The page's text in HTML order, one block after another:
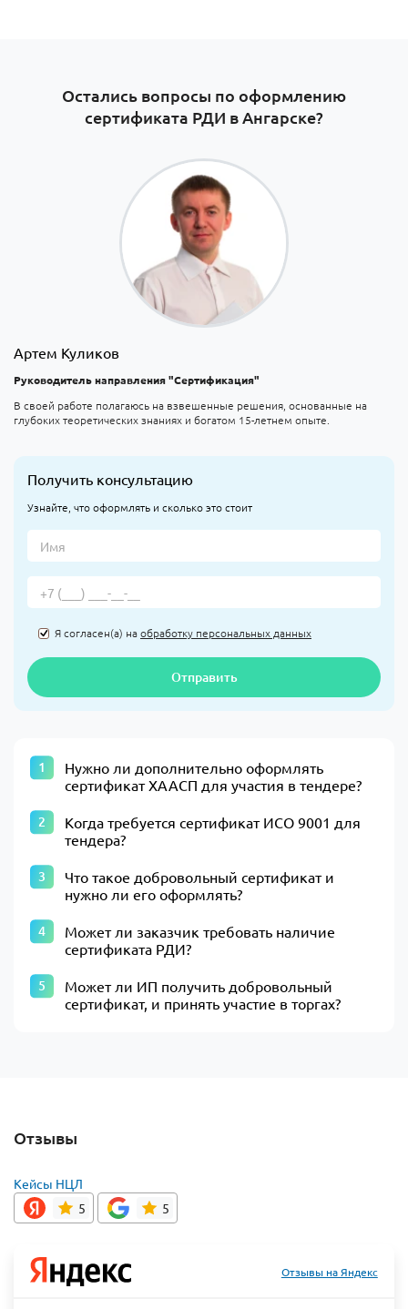
Остались вопросы по оформлению
сертификата РДИ в Ангарске​?
Артем Куликов
Руководитель направления "Сертификация"
В своей работе полагаюсь на взвешенные решения, основанные на
глубоких теоретических знаниях и богатом 15-летнем опыте.
Получить консультацию
Узнайте, что оформлять и сколько это стоит
Я согласен(а) наобработку персональных данных
Отправить
Нужно ли дополнительно оформлять
сертификат ХААСП для участия в тендере?
Когда требуется сертификат ИСО 9001 для
тендера?
Что такое добровольный сертификат и
нужно ли его оформлять?
Может ли заказчик требовать наличие
сертификата РДИ?
Может ли ИП получить добровольный
сертификат, и принять участие в торгах?
Отзывы
Кейсы НЦЛ
5
5
Отзывы на Яндекс